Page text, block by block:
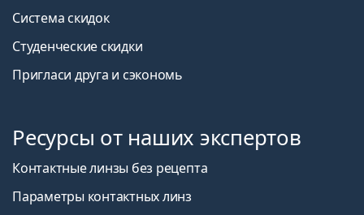
Система скидок
Студенческие скидки
Пригласи друга и сэкономь
Ресурсы от наших экспертов
Контактные линзы без рецепта
Параметры контактных линз